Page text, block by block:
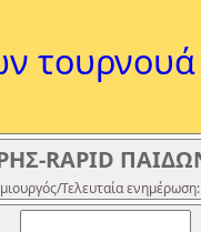
τουρνουά
RAPID
Τελευταία